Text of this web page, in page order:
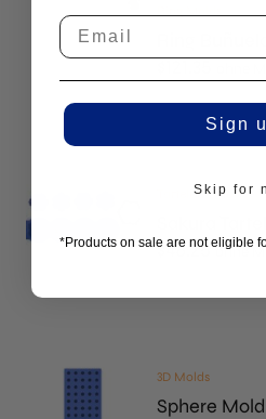
Tartelette Molds
$46.25 ohne
3D Molds
Sphere
Sign
Skip for
*Products on sale are not eligible